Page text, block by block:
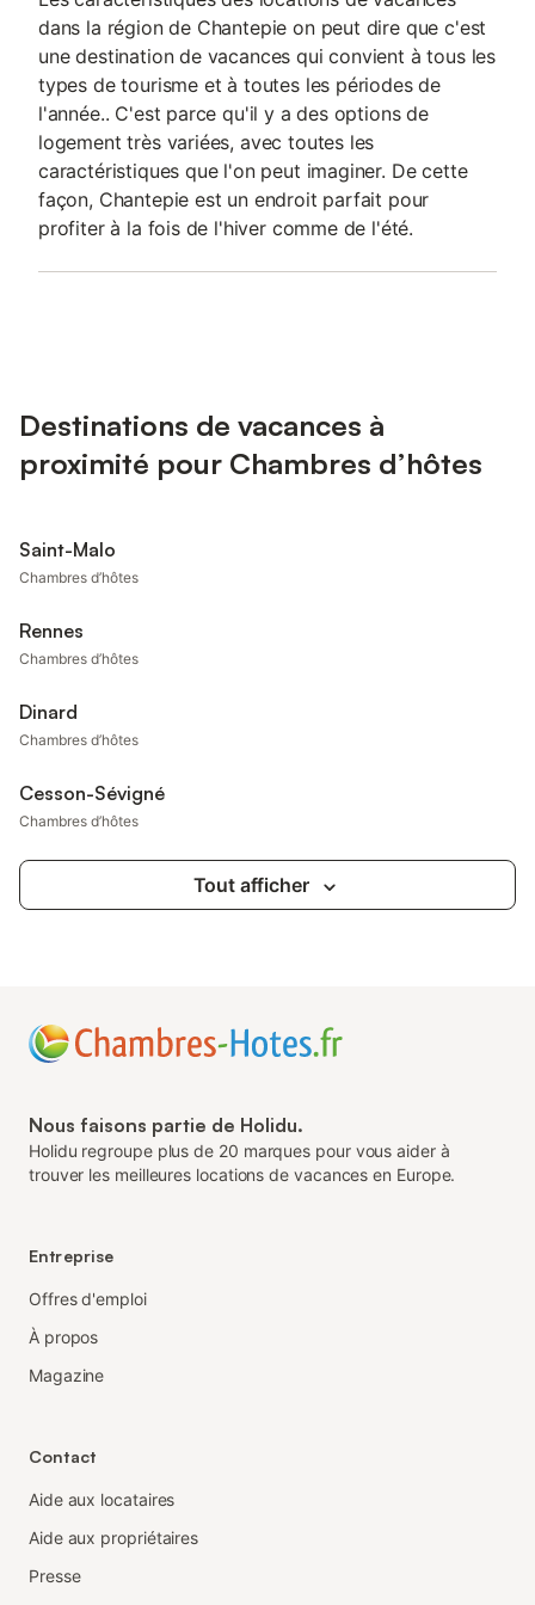
dans la région de Chantepie on peut dire que c'est
une destination de vacances qui convient à tous les
types de tourisme et à toutes les périodes de
l'année.. C'est parce qu'il y a des options de
logement très variées, avec toutes les
caractéristiques que l'on peut imaginer. De cette
façon, Chantepie est un endroit parfait pour
profiter à la fois de l'hiver comme de l'été.
Destinations de vacances à
proximité pour Chambres d’hôtes
Saint-Malo
Chambres d’hôtes
Rennes
Chambres d’hôtes
Dinard
Chambres d’hôtes
Cesson-Sévigné
Chambres d’hôtes
Tout afficher
Nous faisons partie de Holidu.
Holidu regroupe plus de 20 marques pour vous aider à
trouver les meilleures locations de vacances en Europe.
Entreprise
Offres d'emploi
À propos
Magazine
Contact
Aide aux locataires
Aide aux propriétaires
Presse